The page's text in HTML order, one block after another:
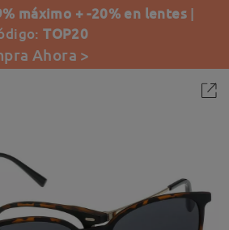
máximo + -20% en lentes |
TOP20
Ahora >